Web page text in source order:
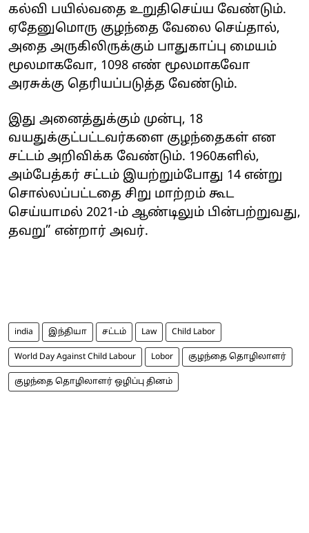
கல்வி பயில்வதை உறுதிசெய்ய வேண்டும்.
ஏதேனுமொரு குழந்தை வேலை செய்தால்,
அதை அருகிலிருக்கும் பாதுகாப்பு மையம்
மூலமாகவோ, 1098 எண் மூலமாகவோ
அரசுக்கு தெரியப்படுத்த வேண்டும்.
இது அனைத்துக்கும் முன்பு, 18
வயதுக்குட்பட்டவர்களை குழந்தைகள் என
சட்டம் அறிவிக்க வேண்டும். 1960களில்,
அம்பேத்கர் சட்டம் இயற்றும்போது 14 என்று
சொல்லப்பட்டதை சிறு மாற்றம் கூட
செய்யாமல் 2021-ம் ஆண்டிலும் பின்பற்றுவது,
தவறு” என்றார் அவர்.
india இந்தியா சட்டம் Law Child Labor
World Day Against Child Labour Lobor குழந்தை தொழிலாளர்
குழந்தை தொழிலாளர் ஒழிப்பு தினம்